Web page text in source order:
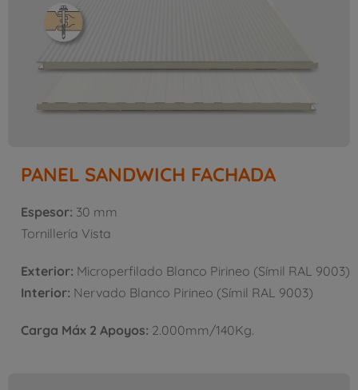
PANEL SANDWICH FACHADA
Espesor: 30 mm
Tornillería Vista
Exterior: Microperfilado Blanco Pirineo (Símil RAL 9003)
Interior: Nervado Blanco Pirineo (Símil RAL 9003)
Carga Máx 2 Apoyos: 2.000mm/140Kg.